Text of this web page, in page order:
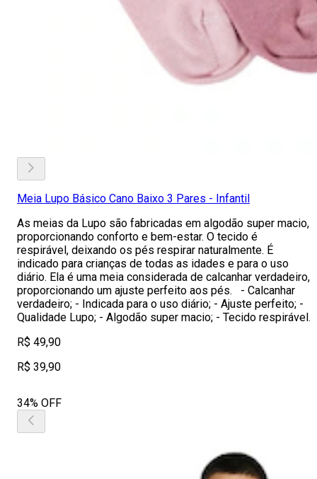
Meia Lupo Básico Cano Baixo 3 Pares - Infantil
As meias da Lupo são fabricadas em algodão super macio,
proporcionando conforto e bem-estar. O tecido é
respirável, deixando os pés respirar naturalmente. É
indicado para crianças de todas as idades e para o uso
diário. Ela é uma meia considerada de calcanhar verdadeiro,
proporcionando um ajuste perfeito aos pés. - Calcanhar
verdadeiro; - Indicada para o uso diário; - Ajuste perfeito; -
Qualidade Lupo; - Algodão super macio; - Tecido respirável.
R$ 49,90
R$ 39,90
34% OFF